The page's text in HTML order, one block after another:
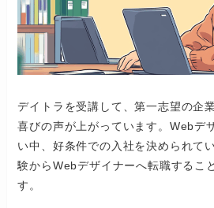
デイトラを受講して、第一志望の企
喜びの声が上がっています。Webデ
い中、好条件での入社を決められて
験からWebデザイナーへ転職するこ
す。